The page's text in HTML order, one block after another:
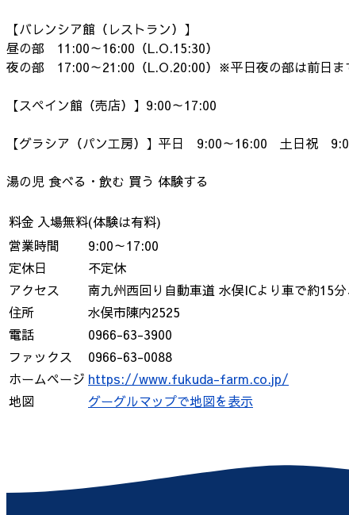
【バレンシア館（レストラン）】
昼の部 11:00～16:00（L.O.15:30）
夜の部 17:00～21:00（L.O.20:00）※平日夜の部は前日ま
【スペイン館（売店）】9:00～17:00
【グラシア（パン工房）】平日 9:00～16:00 土日祝
湯の児 食べる・飲む 買う 体験する
料金 入場無料(体験は有料)
営業時間
9:00～17:00
定休日
不定休
アクセス
南九州西回り自動車道 水俣ICより車で約15
住所
水俣市陳内2525
電話
0966-63-3900
ファックス
0966-63-0088
ホームページ https://www.fukuda-farm.co.jp/
地図
グーグルマップで地図を表示